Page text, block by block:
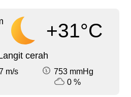
+31°C
cerah
m/s
753 mmHg
0 %